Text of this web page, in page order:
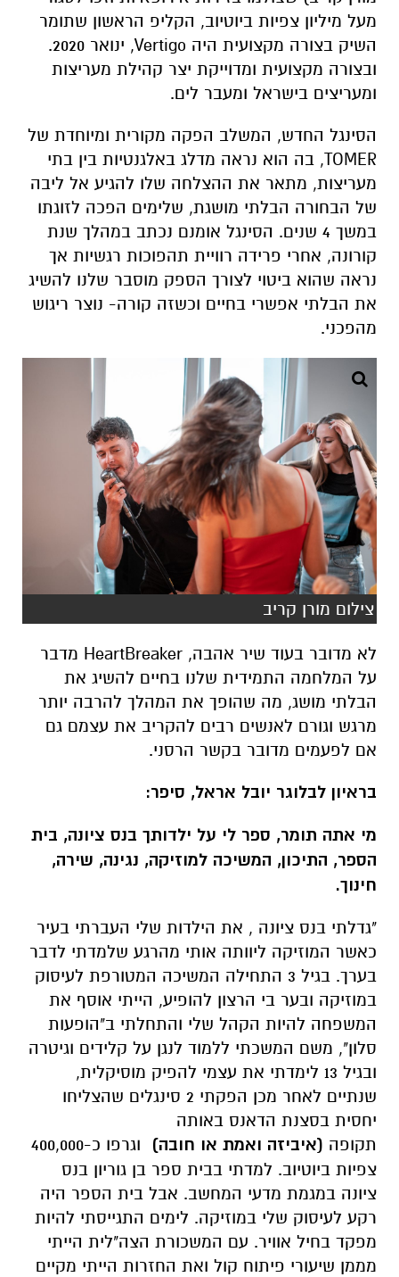
מעל מיליון צפיות ביוטיוב, הקליפ הראשון שתומר
השיק בצורה מקצועית היה Vertigo, ינואר 2020.
ובצורה מקצועית ומדוייקת יצר קהילת מעריצות
ומעריצים בישראל ומעבר לים.
הסינגל החדש, המשלב הפקה מקורית ומיוחדת של
TOMER, בה הוא נראה מדלג באלגנטיות בין בתי
מעריצות, מתאר את ההצלחה שלו להגיע אל ליבה
של הבחורה הבלתי מושגת, שלימים הפכה לזוגתו
במשך 4 שנים. הסינגל אומנם נכתב במהלך שנת
קורונה, אחרי פרידה רוויית תהפוכות רגשיות אך
נראה שהוא ביטוי לצורך הספק מוסבר שלנו להשיג
את הבלתי אפשרי בחיים וכשזה קורה- נוצר ריגוש
מהפכני.
צילום מורן קריב
לא מדובר בעוד שיר אהבה, HeartBreaker מדבר
על המלחמה התמידית שלנו בחיים להשיג את
הבלתי מושג, מה שהופך את המהלך להרבה יותר
מרגש וגורם לאנשים רבים להקריב את עצמם גם
אם לפעמים מדובר בקשר הרסני.
בראיון לבלוגר יובל אראל, סיפר:
מי אתה תומר, ספר לי על ילדותך בנס ציונה, בית
הספר, התיכון, המשיכה למוזיקה, נגינה, שירה,
חינוך.
"גדלתי בנס ציונה , את הילדות שלי העברתי בעיר
כאשר המוזיקה ליוותה אותי מהרגע שלמדתי לדבר
בערך. בגיל 3 התחילה המשיכה המטורפת לעיסוק
במוזיקה ובער בי הרצון להופיע, הייתי אוסף את
המשפחה להיות הקהל שלי והתחלתי ב"הופעות
סלון", משם המשכתי ללמוד לנגן על קלידים וגיטרה
ובגיל 13 לימדתי את עצמי להפיק מוסיקלית,
שנתיים לאחר מכן הפקתי 2 סינגלים שהצליחו
יחסית בסצנת הדאנס באותה
תקופה (איביזה ואמת או חובה)
וגרפו כ-400,000
צפיות ביוטיוב. למדתי בבית ספר בן גוריון בנס
ציונה במגמת מדעי המחשב. אבל בית הספר היה
רקע לעיסוק שלי במוזיקה. לימים התגייסתי להיות
מפקד בחיל אוויר. עם המשכורת הצה"לית הייתי
מממן שיעורי פיתוח קול ואת החזרות הייתי מקיים